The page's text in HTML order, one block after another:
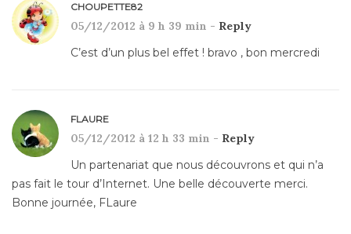
CHOUPETTE82
05/12/2012 à 9 h 39 min - Reply
C’est d’un plus bel effet ! bravo , bon mercredi
FLAURE
05/12/2012 à 12 h 33 min - Reply
Un partenariat que nous découvrons et qui n’a
pas fait le tour d’Internet. Une belle découverte merci.
Bonne journée, FLaure